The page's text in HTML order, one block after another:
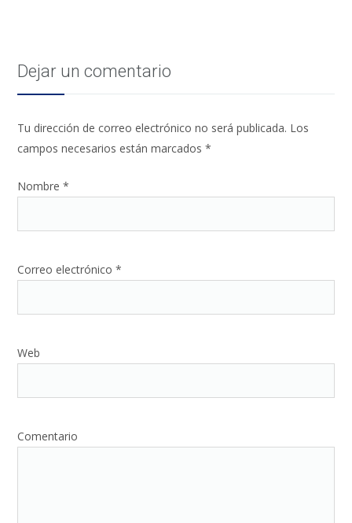
Dejar un comentario
Tu dirección de correo electrónico no será publicada. Los
campos necesarios están marcados*
Nombre*
Correo electrónico*
Web
Comentario